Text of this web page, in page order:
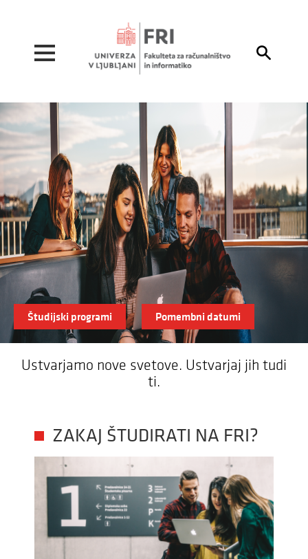

Študijski programi Pomembni datumi
Ustvarjamo nove svetove. Ustvarjaj jih tudi
ti.
ZAKAJ ŠTUDIRATI NA FRI?